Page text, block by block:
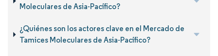
Moleculares de Asia-Pacífico?
¿Quiénes son los actores clave en el Mercado de
Tamices Moleculares de Asia-Pacífico?